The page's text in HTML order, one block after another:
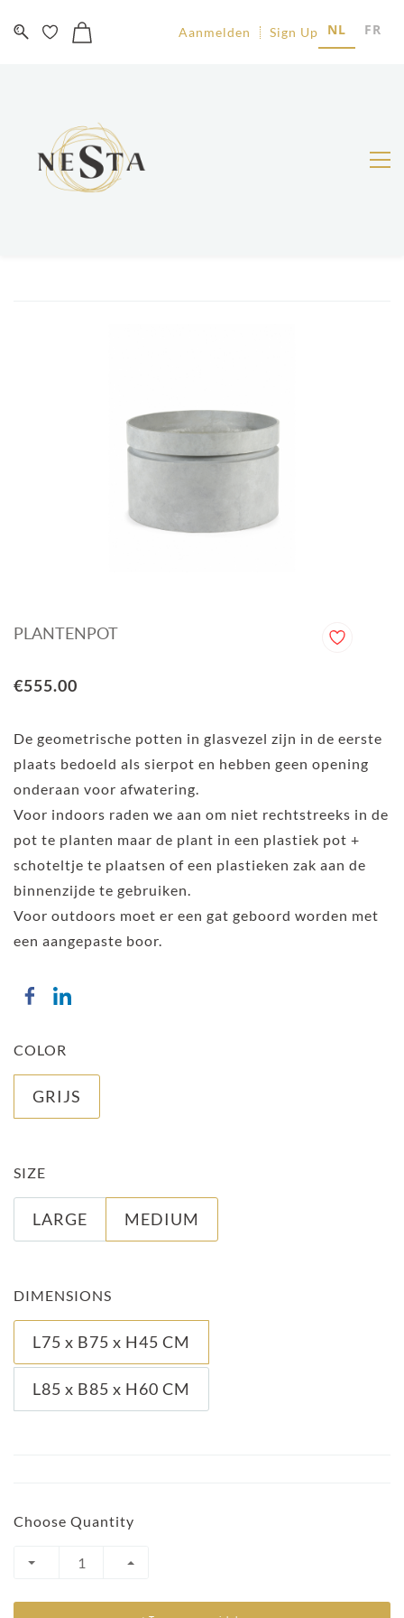
Aanmelden Sign Up NL FR
PLANTENPOT
€555.00
De geometrische potten in glasvezel zijn in de eerste
plaats bedoeld als sierpot en hebben geen opening
onderaan voor afwatering.
Voor indoors raden we aan om niet rechtstreeks in de
pot te planten maar de plant in een plastiek pot +
schoteltje te plaatsen of een plastieken zak aan de
binnenzijde te gebruiken.
Voor outdoors moet er een gat geboord worden met
een aangepaste boor.
COLOR
GRIJS
SIZE
LARGE MEDIUM
DIMENSIONS
L75 x B75 x H45 CM
L85 x B85 x H60 CM
Choose Quantity